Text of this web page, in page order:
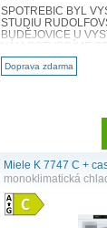
SPOTŘEBIČ BYL
STUDIU
BUDĚJOVICE U
OBJEDNÁNÍ ..
Doprava zdarma
Miele K 7747 C +
monoklimatická